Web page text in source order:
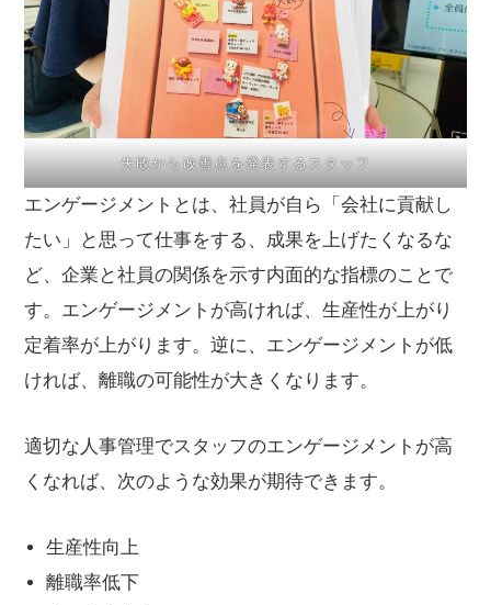
失敗から改善点を発表するスタッフ
エンゲージメントとは、社員が自ら「会社に貢献し
たい」と思って仕事をする、成果を上げたくなるな
ど、企業と社員の関係を示す内面的な指標のことで
す。エンゲージメントが高ければ、生産性が上がり
定着率が上がります。逆に、エンゲージメントが低
ければ、離職の可能性が大きくなります。
適切な人事管理でスタッフのエンゲージメントが高
くなれば、次のような効果が期待できます。
生産性向上
離職率低下